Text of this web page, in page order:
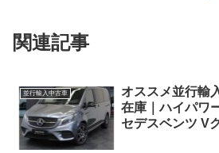
関連記事
並行輸入中古車
オススメ並行輸
在庫｜ハイパワ
セデスベンツ V